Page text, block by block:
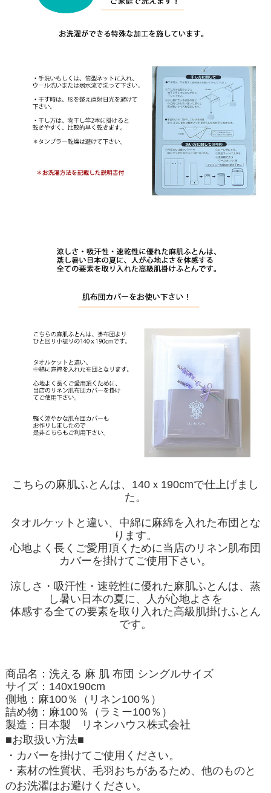
こちらの麻肌ふとんは、140ｘ190cmで仕上げまし
た。
タオルケットと違い、中綿に麻綿を入れた布団とな
ります。
心地よく長くご愛用頂くために当店の リネン肌布団
カバーを掛けてご使用下さい。
涼しさ・吸汗性・速乾性に優れた麻肌ふとんは、蒸
し暑い日本の夏に、人が心地よさを
体感する全ての要素を取り入れた高級肌掛けふとん
です。
商品名：洗える 麻 肌 布団 シングルサイズ
サイズ：140x190cm
側地：麻100％（リネン100％）
詰め物：麻100％（ラミー100％）
製造：日本製 リネンハウス株式会社
■お取扱い方法■
・カバーを掛けてご使用ください。
・素材の性質状、毛羽おちがあるため、他のものと
のお洗濯はお避けください。